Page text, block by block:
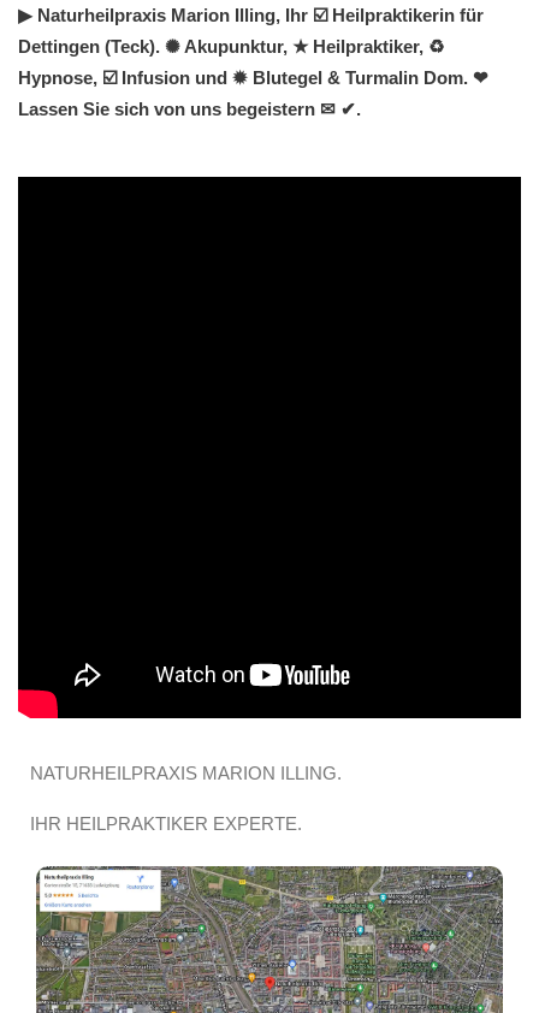
▶︎ Naturheilpraxis Marion Illing, Ihr ☑️ Heilpraktikerin für
Dettingen (Teck). ✺ Akupunktur, ★ Heilpraktiker, ♻
Hypnose, ☑️ Infusion und ✹ Blutegel & Turmalin Dom. ❤
Lassen Sie sich von uns begeistern ✉ ✔.
NATURHEILPRAXIS MARION ILLING.
IHR HEILPRAKTIKER EXPERTE.